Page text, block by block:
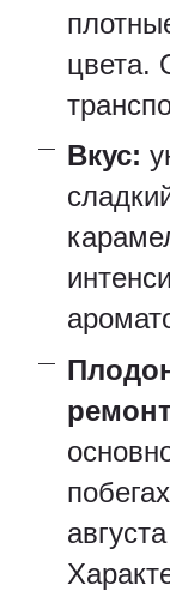
цвета.
Вкус: